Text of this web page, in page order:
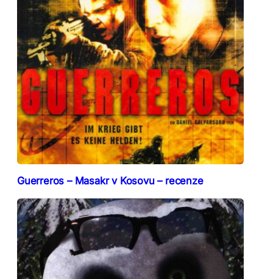
Guerreros – Masakr v Kosovu – recenze